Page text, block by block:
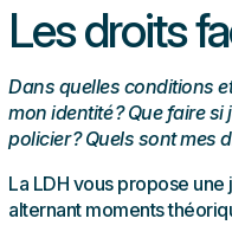
Les droits
Dans quelles conditions
mon identité ? Que faire
policier ? Quels sont mes
La LDH vous propose
alternant moments